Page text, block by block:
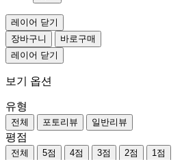
레이어 닫기
장바구니
바로구매
레이어 닫기
보기 옵션
유형
전체 포토리뷰 일반리뷰
평점
전체 5점 4점 3점 2점
1점